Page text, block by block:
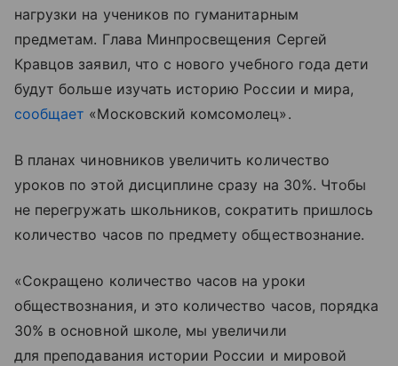
нагрузки на учеников по гуманитарным
предметам. Глава Минпросвещения Сергей
Кравцов заявил, что с нового учебного года дети
будут больше изучать историю России и мира,
сообщает «Московский комсомолец».
В планах чиновников увеличить количество
уроков по этой дисциплине сразу на 30%. Чтобы
не перегружать школьников, сократить пришлось
количество часов по предмету обществознание.
«Сокращено количество часов на уроки
обществознания, и это количество часов, порядка
30% в основной школе, мы увеличили
для преподавания истории России и мировой